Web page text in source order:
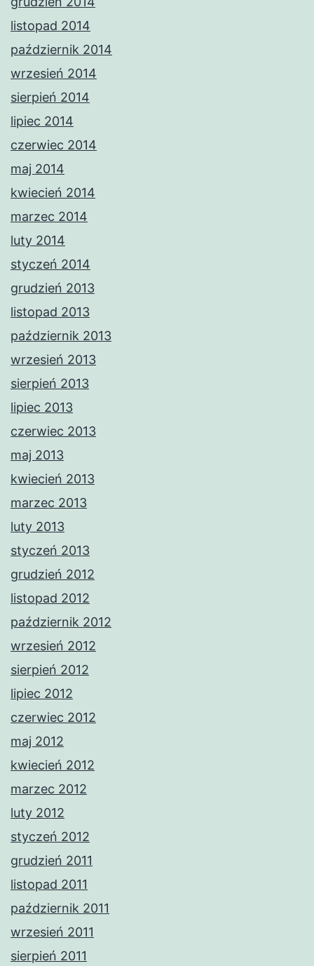
listopad 2014
październik 2014
wrzesień 2014
sierpień 2014
lipiec 2014
czerwiec 2014
maj 2014
kwiecień 2014
marzec 2014
luty 2014
styczeń 2014
grudzień 2013
listopad 2013
październik 2013
wrzesień 2013
sierpień 2013
lipiec 2013
czerwiec 2013
maj 2013
kwiecień 2013
marzec 2013
luty 2013
styczeń 2013
grudzień 2012
listopad 2012
październik 2012
wrzesień 2012
sierpień 2012
lipiec 2012
czerwiec 2012
maj 2012
kwiecień 2012
marzec 2012
luty 2012
styczeń 2012
grudzień 2011
listopad 2011
październik 2011
wrzesień 2011
sierpień 2011